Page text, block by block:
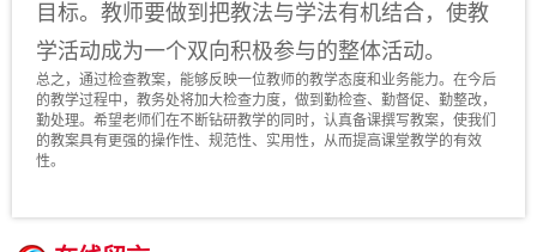
目标。教师要做到把教法与学法有机结合，使教
学活动成为一个双向积极参与的整体活动。
总之，通过检查教案，能够反映一位教师的教学态度和业务能力。在今后
的教学过程中，教务处将加大检查力度，做到勤检查、勤督促、勤整改，
勤处理。希望老师们在不断钻研教学的同时，认真备课撰写教案，使我们
的教案具有更强的操作性、规范性、实用性，从而提高课堂教学的有效
性。